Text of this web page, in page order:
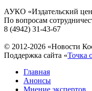
АУКО «Издательский
По вопросам
8 (4942) 31-43-67
© 2012-2026 «Новости
Поддержка сайта «Точка
Главная
Анонсы